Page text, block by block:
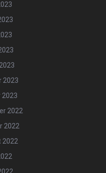
2023
2023
2022
2022
2022